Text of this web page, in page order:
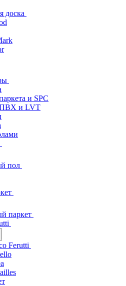
доска
и SPC
ПВХ и LVT
пол
паркет
Ferutti